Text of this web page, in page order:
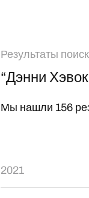
Результаты
“Дэнни
Мы нашли 156
2021